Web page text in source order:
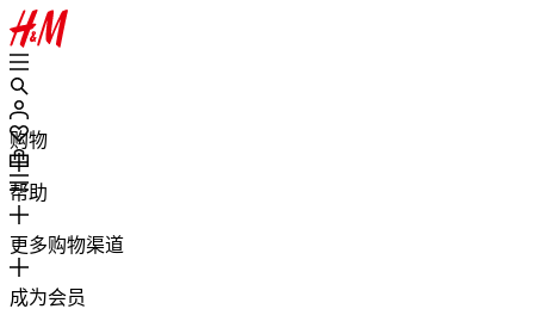
购物
帮助
更多购物渠道
成为会员